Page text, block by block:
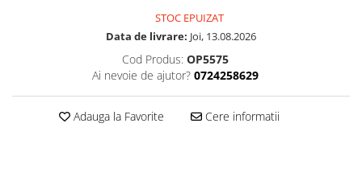
STOC EPUIZAT
Data de livrare: Joi, 13.08.2026
Cod Produs: OP5575
Ai nevoie de ajutor? 0724258629
Adauga la Favorite Cere informatii